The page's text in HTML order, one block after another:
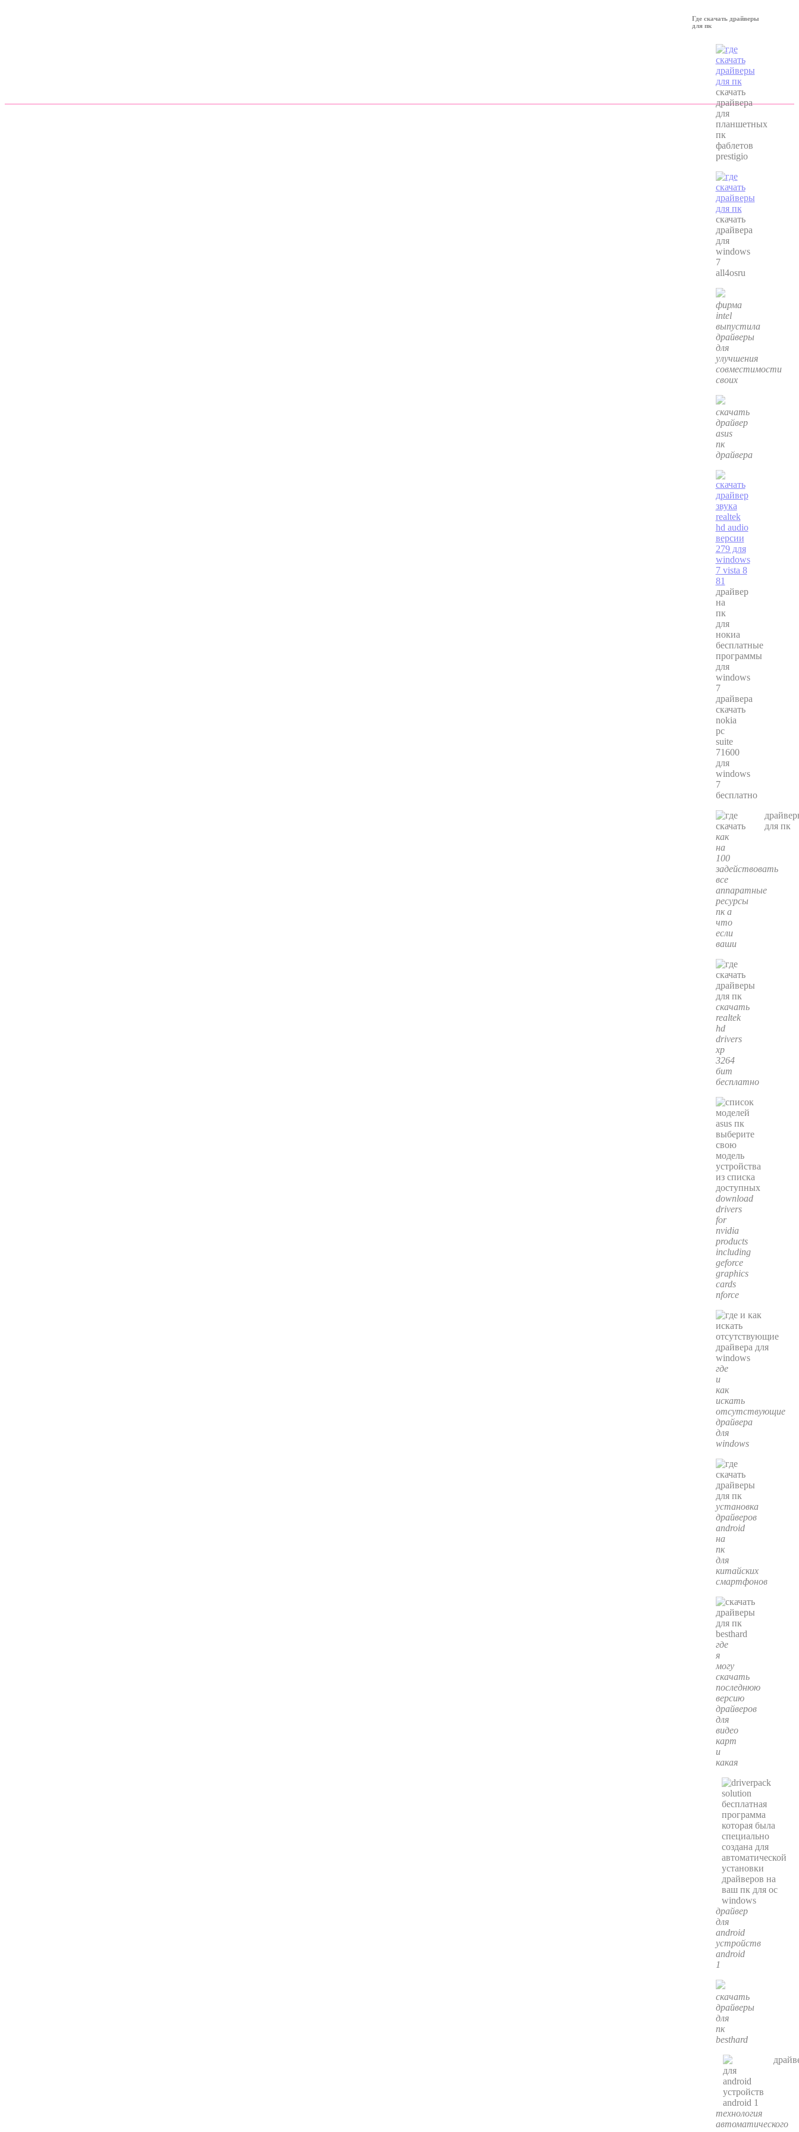
Где скачать драйверы
для пк
скачать
драйвера
для
планшетных
пк
фаблетов
prestigio
скачать
драйвера
для
windows
7
all4osru
фирма
intel
выпустила
драйверы
для
улучшения
совместимости
своих
скачать
драйвер
asus
пк
драйвера
драйвер
на
пк
для
нокиа
бесплатные
программы
для
windows
7
драйвера
скачать
nokia
pc
suite
71600
для
windows
7
бесплатно
как
на
100
задействовать
все
аппаратные
ресурсы
пк а
что
если
ваши
скачать
realtek
hd
drivers
xp
3264
бит
бесплатно
download
drivers
for
nvidia
products
including
geforce
graphics
cards
nforce
где
и
как
искать
отсутствующие
драйвера
для
windows
установка
драйверов
android
на
пк
для
китайских
смартфонов
где
я
могу
скачать
последнюю
версию
драйверов
для
видео
карт
и
какая
драйвер
для
android
устройств
android
1
скачать
драйверы
для
пк
besthard
технология
автоматического